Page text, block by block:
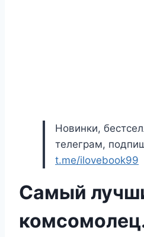
Новинки,
телеграм,
t.me/ilovebook99
Самый